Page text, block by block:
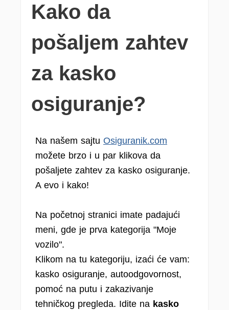
Kako da
pošaljem zahtev
za kasko
osiguranje?
Na našem sajtu Osiguranik.com
možete brzo i u par klikova da
pošaljete zahtev za kasko osiguranje.
A evo i kako!
Na početnoj stranici imate padajući
meni, gde je prva kategorija "Moje
vozilo".
Klikom na tu kategoriju, izaći će vam:
kasko osiguranje, autoodgovornost,
pomoć na putu i zakazivanje
tehničkog pregleda. Idite na kasko